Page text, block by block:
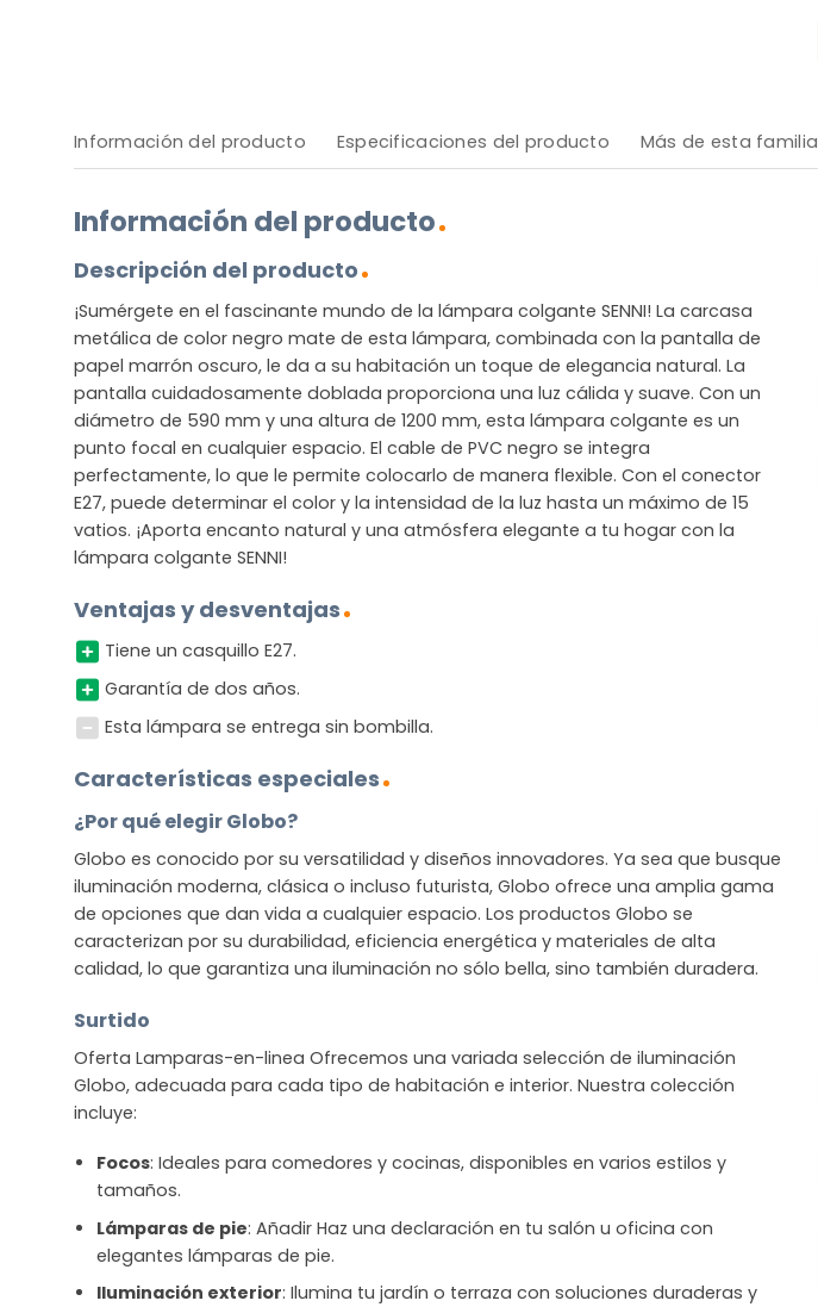
Información del producto Especificaciones del producto Más de esta familia
Información del producto
Descripción del producto
¡Sumérgete en el fascinante mundo de la lámpara colgante SENNI! La carcasa
metálica de color negro mate de esta lámpara, combinada con la pantalla de
papel marrón oscuro, le da a su habitación un toque de elegancia natural. La
pantalla cuidadosamente doblada proporciona una luz cálida y suave. Con un
diámetro de 590 mm y una altura de 1200 mm, esta lámpara colgante es un
punto focal en cualquier espacio. El cable de PVC negro se integra
perfectamente, lo que le permite colocarlo de manera flexible. Con el conector
E27, puede determinar el color y la intensidad de la luz hasta un máximo de 15
vatios. ¡Aporta encanto natural y una atmósfera elegante a tu hogar con la
lámpara colgante SENNI!
Ventajas y desventajas
Tiene un casquillo E27.
Garantía de dos años.
Esta lámpara se entrega sin bombilla.
Características especiales
¿Por qué elegir Globo?
Globo es conocido por su versatilidad y diseños innovadores. Ya sea que busque
iluminación moderna, clásica o incluso futurista, Globo ofrece una amplia gama
de opciones que dan vida a cualquier espacio. Los productos Globo se
caracterizan por su durabilidad, eficiencia energética y materiales de alta
calidad, lo que garantiza una iluminación no sólo bella, sino también duradera.
Surtido
Oferta Lamparas-en-linea Ofrecemos una variada selección de iluminación
Globo, adecuada para cada tipo de habitación e interior. Nuestra colección
incluye:
Focos: Ideales para comedores y cocinas, disponibles en varios estilos y
tamaños.
Lámparas de pie: Añadir Haz una declaración en tu salón u oficina con
elegantes lámparas de pie.
Iluminación exterior: Ilumina tu jardín o terraza con soluciones duraderas y